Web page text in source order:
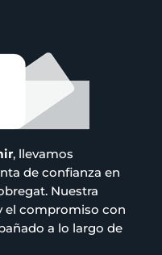
, llevamos
de confianza en
Nuestra
el compromiso con
a lo largo de